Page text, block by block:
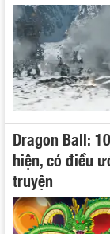
Dragon Ball:
hiện, có điều
truyện